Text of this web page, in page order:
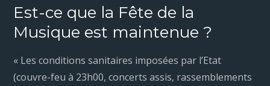
Est-ce que la Fête de la
Musique est maintenue ?
« Les conditions sanitaires imposées par l’Etat
(couvre-feu à 23h00, concerts assis, rassemblements